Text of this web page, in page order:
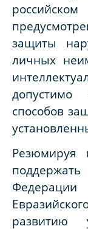
защиты
личных
допустимо
способов
Резюмируя
развитию